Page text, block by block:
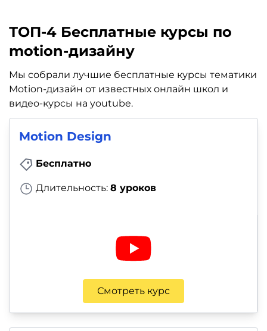
ТОП-4 Бесплатные курсы по
motion-дизайну
Мы собрали лучшие бесплатные курсы тематики
Motion-дизайн от известных онлайн школ и
видео-курсы на youtube.
Motion Design
Бесплатно
Длительность: 8 уроков
Смотреть курс